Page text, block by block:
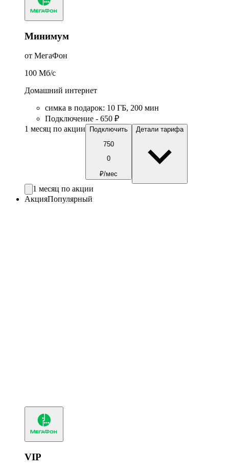
Минимум
от МегаФон
100 Мб/c
Домашний интернет
симка в подарок: 10 ГБ, 200 мин
Подключение - 650 ₽
1 месяц по акции
Подключить
750
0
₽/мес
Детали тарифа
1 месяц по акции
АкцияПопулярный
VIP